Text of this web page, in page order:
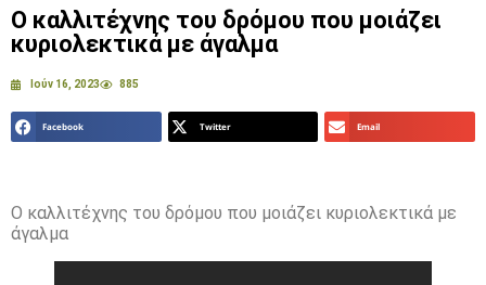
Ο καλλιτέχνης του δρόμου που μοιάζει
κυριολεκτικά με άγαλμα
Ιούν 16, 2023 885
Facebook Twitter Email
Ο καλλιτέχνης του δρόμου που μοιάζει κυριολεκτικά με
άγαλμα